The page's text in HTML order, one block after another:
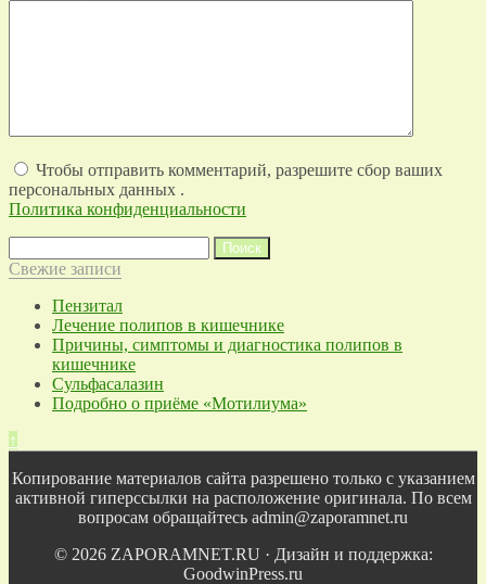
Чтобы отправить комментарий, разрешите сбор ваших
персональных данных .
Политика конфиденциальности
Свежие записи
Пензитал
Лечение полипов в кишечнике
Причины, симптомы и диагностика полипов в
кишечнике
Сульфасалазин
Подробно о приёме «Мотилиума»
↑
Копирование материалов сайта разрешено только с указанием
активной гиперссылки на расположение оригинала. По всем
вопросам обращайтесь admin@zaporamnet.ru
© 2026 ZAPORAMNET.RU · Дизайн и поддержка:
GoodwinPress.ru